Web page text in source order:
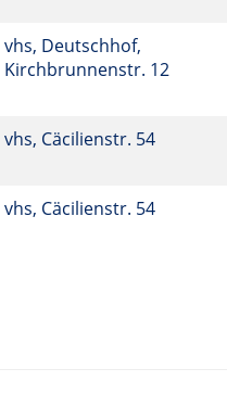
vhs, Deutschhof,
Kirchbrunnenstr. 12
vhs, Cäcilienstr. 54
vhs, Cäcilienstr. 54